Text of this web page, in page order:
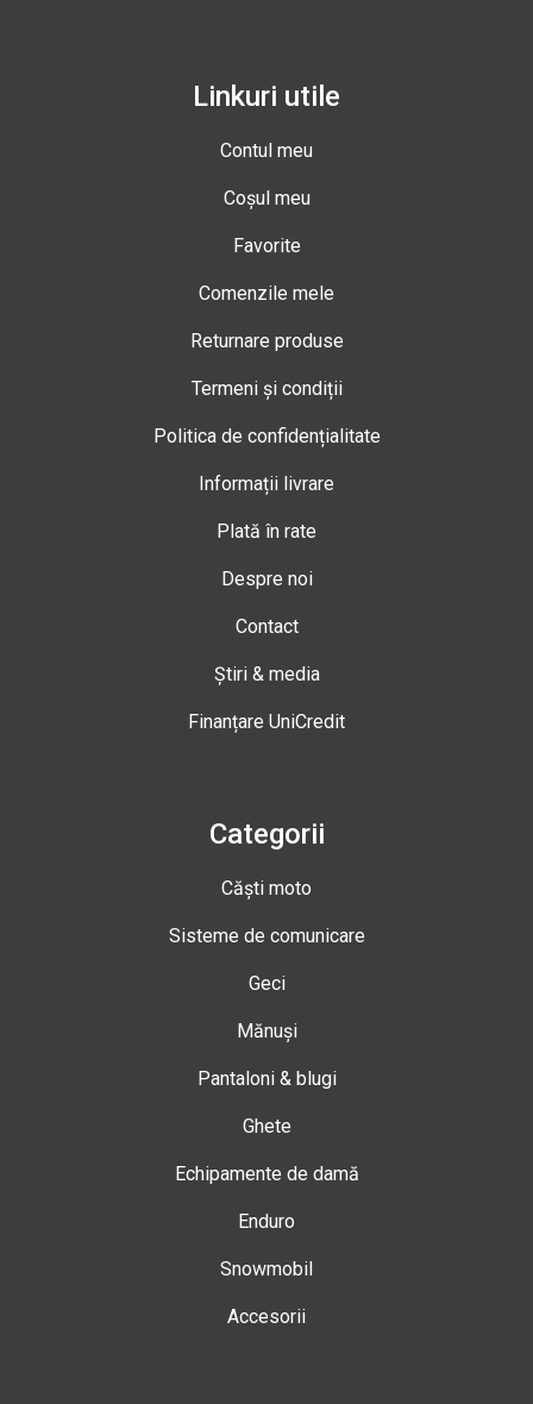
Linkuri utile
Contul meu
Coșul meu
Favorite
Comenzile mele
Returnare produse
Termeni și condiții
Politica de confidențialitate
Informații livrare
Plată în rate
Despre noi
Contact
Știri & media
Finanțare UniCredit
Categorii
Căști moto
Sisteme de comunicare
Geci
Mănuși
Pantaloni & blugi
Ghete
Echipamente de damă
Enduro
Snowmobil
Accesorii